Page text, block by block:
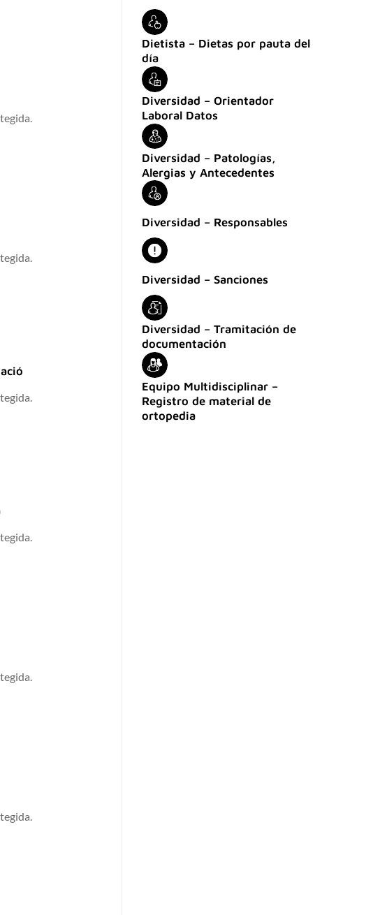
Dietista – Dietas por pauta del
día
Diversidad – Orientador
Laboral Datos
Diversidad – Patologías,
Alergias y Antecedentes
Diversidad – Responsables
Diversidad – Sanciones
Diversidad – Tramitación de
documentación
Equipo Multidisciplinar –
Registro de material de
ortopedia